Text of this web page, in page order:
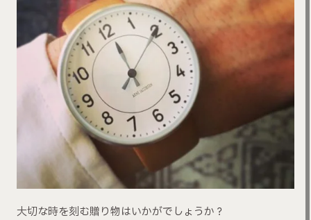
大切な時を刻む贈り物はいかがでしょうか？